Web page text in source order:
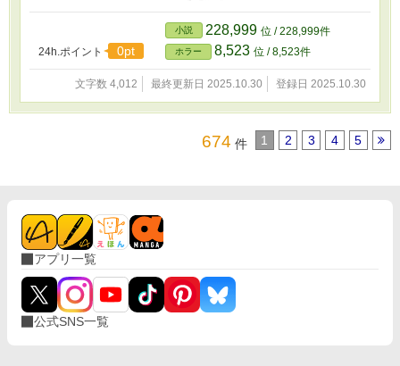
Days」「ノベルアップ+」「Tales」に同じモノを投稿していま
24h.ポイント 0pt
小説 228,999 位 / 228,999件
ホラー 8,523 位 / 8,523件
文字数 4,012 最終更新日 2025.10.30 登録日 2025.10.30
674 件 1 2 3 4 5
アプリ一覧
公式SNS一覧